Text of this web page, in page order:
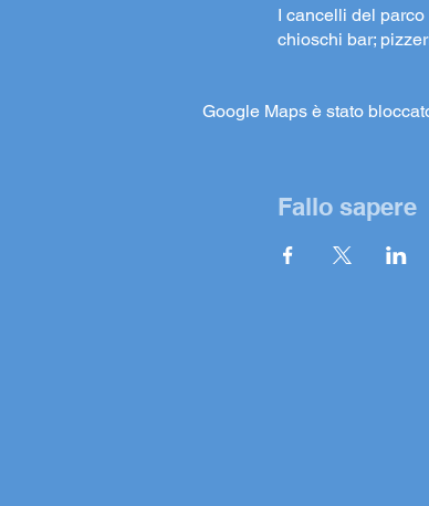
I cancelli del
chioschi bar;
Google Maps è stato
Fallo sapere